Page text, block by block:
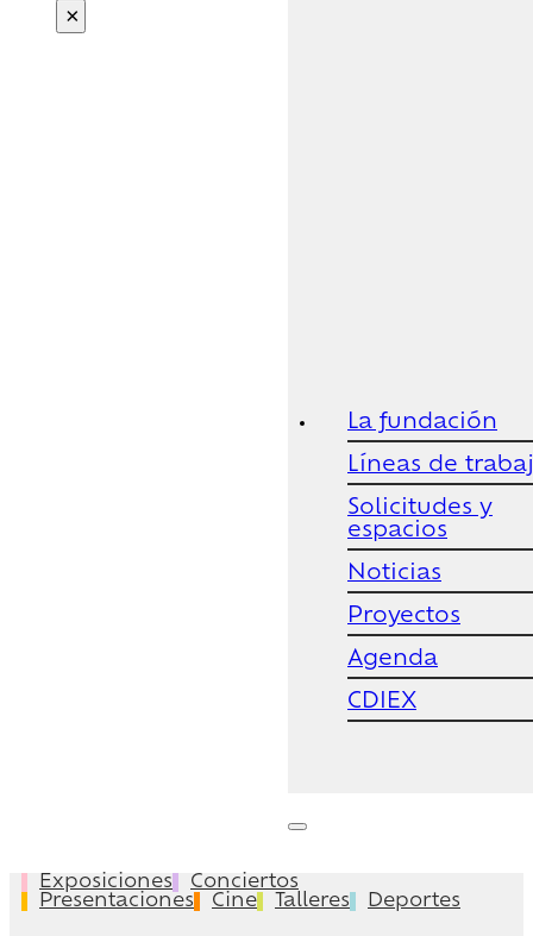
×
La fundación
Líneas de
Solicitudes y
espacios
Noticias
Proyectos
Agenda
CDIEX
Exposiciones
Conciertos
Presentaciones
Cine Talleres Deportes